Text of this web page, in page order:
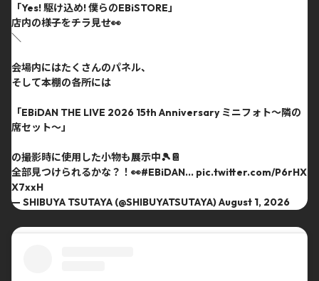
「Yes! 駆け込め! 僕らのEBiSTORE」
店内の様子をチラ見せ👀
＼
会場内にはたくさんのパネル、
そして本棚の各所には
「EBiDAN THE LIVE 2026 15th Anniversary ミニフォト〜隣の
席セット〜」
の撮影時に使用した小物も展示中🎾📔
全部見つけられるかな？！👀#EBiDAN… pic.twitter.com/P6rHX
X7xxH
— SHIBUYA TSUTAYA (@SHIBUYATSUTAYA)August 1, 2026